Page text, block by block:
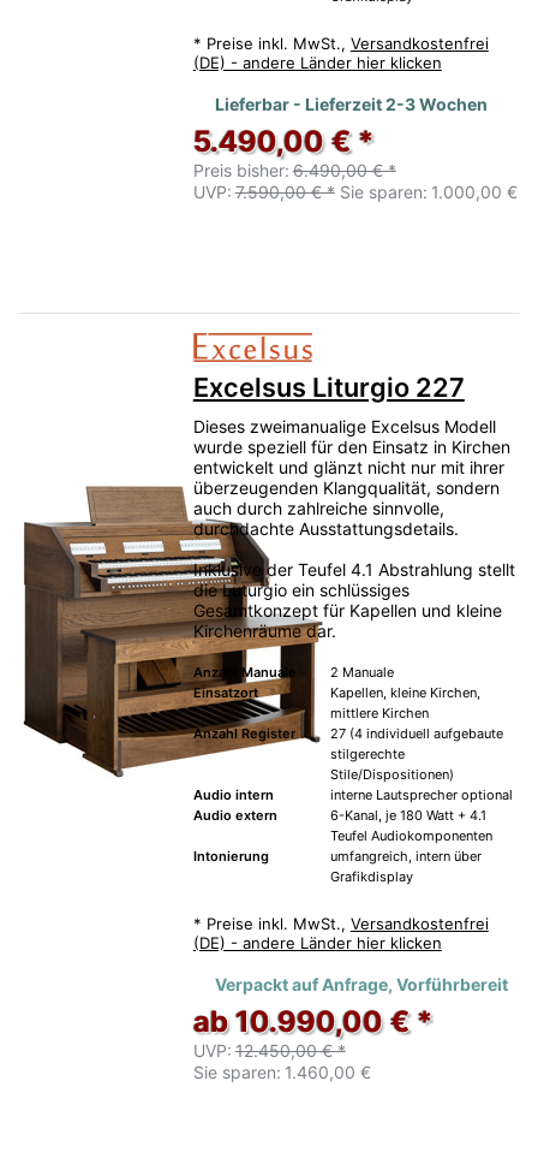
* Preise inkl. MwSt., Versandkostenfrei
(DE) - andere Länder hier klicken
Lieferbar - Lieferzeit 2-3 Wochen
5.490,00 € *
Preis bisher: 6.490,00 € *
UVP: 7.590,00 € * Sie sparen: 1.000,00 €
Excelsus Liturgio 227
Dieses zweimanualige Excelsus Modell
wurde speziell für den Einsatz in Kirchen
entwickelt und glänzt nicht nur mit ihrer
überzeugenden Klangqualität, sondern
auch durch zahlreiche sinnvolle,
durchdachte Ausstattungsdetails.
Inklusive der Teufel 4.1 Abstrahlung stellt
die Luturgio ein schlüssiges
Gesamtkonzept für Kapellen und kleine
Kirchenräume dar.
Anzahl Manuale
2 Manuale
Einsatzort
Kapellen, kleine Kirchen,
mittlere Kirchen
Anzahl Register
27 (4 individuell aufgebaute
stilgerechte
Stile/Dispositionen)
Audio intern
interne Lautsprecher optional
Audio extern
6-Kanal, je 180 Watt + 4.1
Teufel Audiokomponenten
Intonierung
umfangreich, intern über
Grafikdisplay
* Preise inkl. MwSt., Versandkostenfrei
(DE) - andere Länder hier klicken
Verpackt auf Anfrage, Vorführbereit
ab 10.990,00 € *
UVP: 12.450,00 € *
Sie sparen: 1.460,00 €